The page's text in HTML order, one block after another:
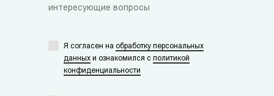
интересующие вопросы
Я согласен на обработку персональных
данных и ознакомился с политикой
конфиденциальности